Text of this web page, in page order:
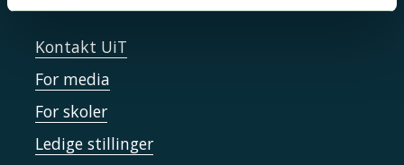
Kontakt UiT
For media
For skoler
Ledige stillinger